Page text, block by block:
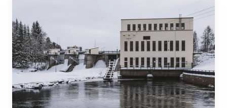
Safety
laajentuu
-
avaamme
uuden
toimipisteen
Kajaaniin